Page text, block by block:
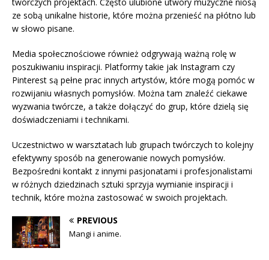
ze sobą unikalne historie, które można przenieść na płótno lub
w słowo pisane.
Media społecznościowe również odgrywają ważną rolę w
poszukiwaniu inspiracji. Platformy takie jak Instagram czy
Pinterest są pełne prac innych artystów, które mogą pomóc w
rozwijaniu własnych pomysłów. Można tam znaleźć ciekawe
wyzwania twórcze, a także dołączyć do grup, które dzielą się
doświadczeniami i technikami.
Uczestnictwo w warsztatach lub grupach twórczych to kolejny
efektywny sposób na generowanie nowych pomysłów.
Bezpośredni kontakt z innymi pasjonatami i profesjonalistami
w różnych dziedzinach sztuki sprzyja wymianie inspiracji i
technik, które można zastosować w swoich projektach.
PREVIOUS
Mangi i anime.